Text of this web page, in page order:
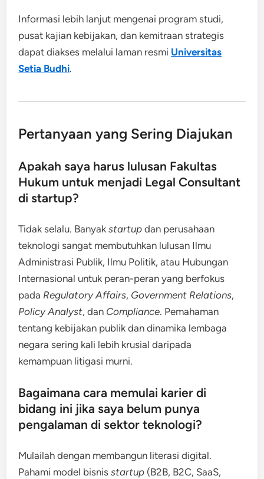
Informasi lebih lanjut mengenai program studi,
pusat kajian kebijakan, dan kemitraan strategis
dapat diakses melalui laman resmi Universitas
Setia Budhi.
Pertanyaan yang Sering Diajukan
Apakah saya harus lulusan Fakultas
Hukum untuk menjadi Legal Consultant
di startup?
Tidak selalu. Banyakstartup dan perusahaan
teknologi sangat membutuhkan lulusan Ilmu
Administrasi Publik, Ilmu Politik, atau Hubungan
Internasional untuk peran-peran yang berfokus
pada Regulatory Affairs, Government Relations,
Policy Analyst, dan Compliance. Pemahaman
tentang kebijakan publik dan dinamika lembaga
negara sering kali lebih krusial daripada
kemampuan litigasi murni.
Bagaimana cara memulai karier di
bidang ini jika saya belum punya
pengalaman di sektor teknologi?
Mulailah dengan membangun literasi digital.
Pahami model bisnisstartup (B2B, B2C, SaaS,